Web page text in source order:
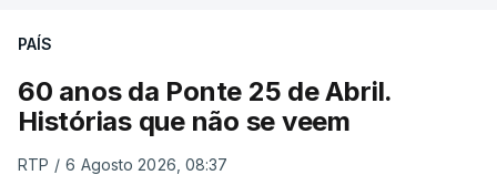
PAÍS
60 anos da Ponte 25 de Abril.
Histórias que não se veem
RTP / 6 Agosto 2026, 08:37